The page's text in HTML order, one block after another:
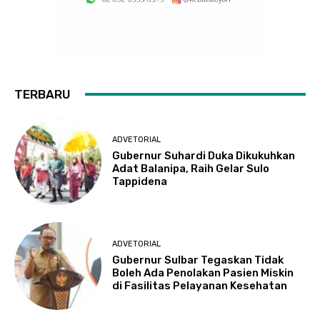
TERBARU
ADVETORIAL
Gubernur Suhardi Duka Dikukuhkan
Adat Balanipa, Raih Gelar Sulo
Tappidena
ADVETORIAL
Gubernur Sulbar Tegaskan Tidak
Boleh Ada Penolakan Pasien Miskin
di Fasilitas Pelayanan Kesehatan